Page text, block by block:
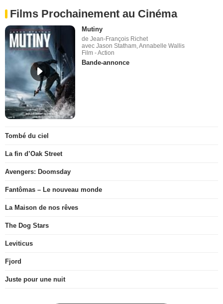
Films Prochainement au Cinéma
Mutiny
de Jean-François Richet
avec Jason Statham, Annabelle Wallis
Film - Action
Bande-annonce
Tombé du ciel
La fin d’Oak Street
Avengers: Doomsday
Fantômas – Le nouveau monde
La Maison de nos rêves
The Dog Stars
Leviticus
Fjord
Juste pour une nuit